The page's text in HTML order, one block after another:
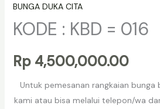
BUNGA DUKA CITA
KODE : KBD = 016
Rp4,500,000.00
Untuk pemesanan rangkaian
kami atau bisa melalui telepon/wa